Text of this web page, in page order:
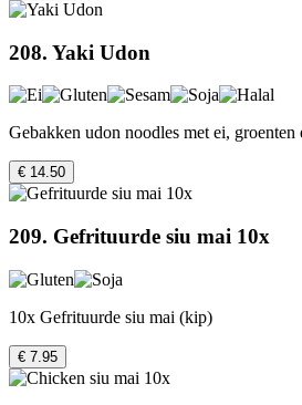
208. Yaki Udon
Gebakken udon noodles met ei, groenten
€ 14.50
209. Gefrituurde siu mai 10x
10x Gefrituurde siu mai (kip)
€ 7.95